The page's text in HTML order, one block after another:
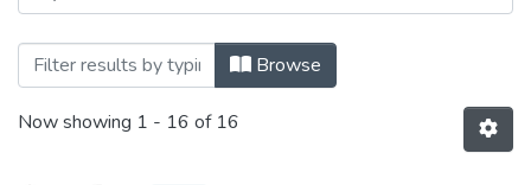
Browsing Artículos by Title
Browse
Now showing 1 - 16 of 16